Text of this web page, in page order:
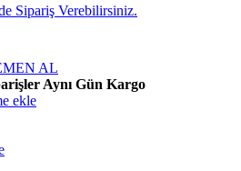
Sipariş Verebilirsiniz.
AL
Aynı Gün Kargo
ekle